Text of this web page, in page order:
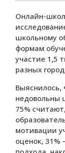
Онлайн-
школьному
формам
участие 1,5
разных
Выяснилось,
недовольны
75%
мотивации
оценок, 31%